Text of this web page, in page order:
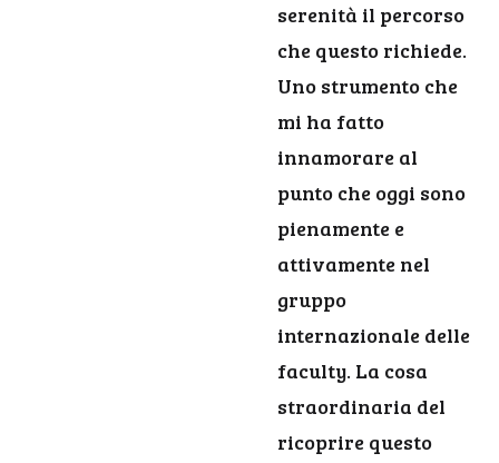
serenità il percorso
che questo richiede.
Uno strumento che
mi ha fatto
innamorare al
punto che oggi sono
pienamente e
attivamente nel
gruppo
internazionale delle
faculty. La cosa
straordinaria del
ricoprire questo